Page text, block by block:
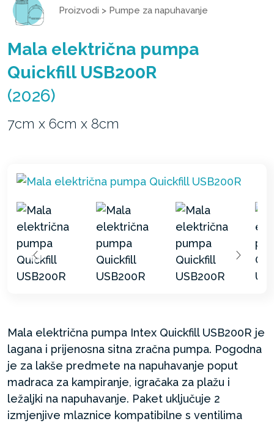
Proizvodi > Pumpe za napuhavanje
Mala električna pumpa
Quickfill USB200R
(2026)
7cm x 6cm x 8cm
Mala električna pumpa Intex Quickfill USB200R je
lagana i prijenosna sitna zračna pumpa. Pogodna
je za lakše predmete na napuhavanje poput
madraca za kampiranje, igračaka za plažu i
ležaljki na napuhavanje. Paket uključuje 2
izmjenjive mlaznice kompatibilne s ventilima